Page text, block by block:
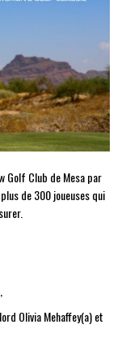
Golf Club de Mesa par
de 300 joueuses qui
Olivia Mehaffey(a) et